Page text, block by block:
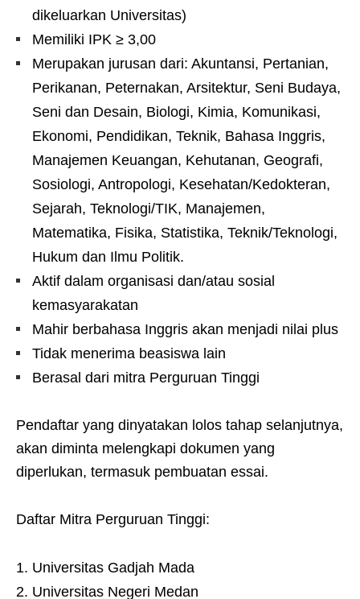
dikeluarkan Universitas)
Memiliki IPK ≥ 3,00
Merupakan jurusan dari: Akuntansi, Pertanian,
Perikanan, Peternakan, Arsitektur, Seni Budaya,
Seni dan Desain, Biologi, Kimia, Komunikasi,
Ekonomi, Pendidikan, Teknik, Bahasa Inggris,
Manajemen Keuangan, Kehutanan, Geografi,
Sosiologi, Antropologi, Kesehatan/Kedokteran,
Sejarah, Teknologi/TIK, Manajemen,
Matematika, Fisika, Statistika, Teknik/Teknologi,
Hukum dan Ilmu Politik.
Aktif dalam organisasi dan/atau sosial
kemasyarakatan
Mahir berbahasa Inggris akan menjadi nilai plus
Tidak menerima beasiswa lain
Berasal dari mitra Perguruan Tinggi
Pendaftar yang dinyatakan lolos tahap selanjutnya,
akan diminta melengkapi dokumen yang
diperlukan, termasuk pembuatan essai.
Daftar Mitra Perguruan Tinggi:
Universitas Gadjah Mada
Universitas Negeri Medan